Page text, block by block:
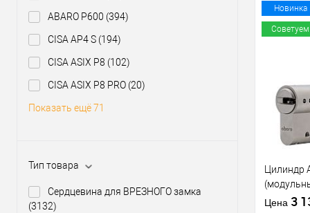
ABARO P600 (394)
CISA AP4 S (194)
CISA ASIX P8 (102)
CISA ASIX P8 PRO (20)
Показать ещё 71
Тип товара
Сердцевина для ВРЕЗНОГО замка
(3132)
Тип ключа
клик
В
Уровень
Модель
Новинка
Советуем
Цилиндр
никель
Цена 3